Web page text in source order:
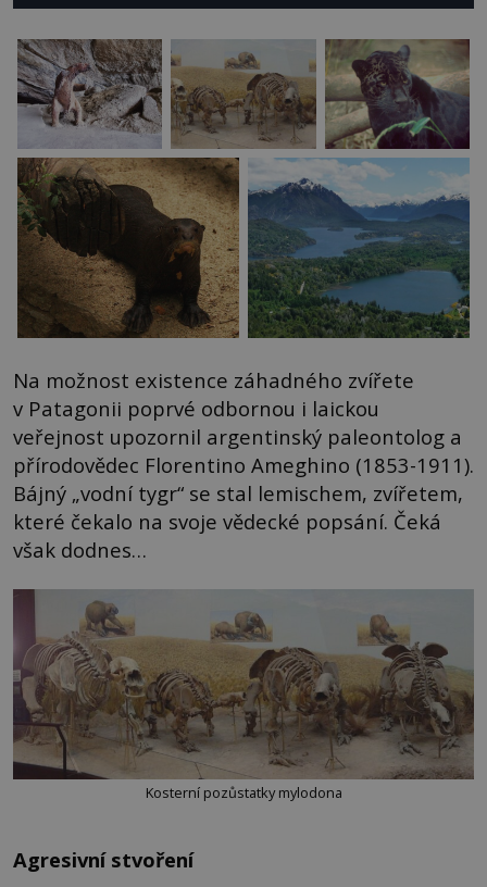
Na možnost existence záhadného zvířete
v Patagonii poprvé odbornou i laickou
veřejnost upozornil argentinský paleontolog a
přírodovědec Florentino Ameghino (1853-1911).
Bájný „vodní tygr“ se stal lemischem, zvířetem,
které čekalo na svoje vědecké popsání. Čeká
však dodnes…
Kosterní pozůstatky mylodona
Agresivní stvoření